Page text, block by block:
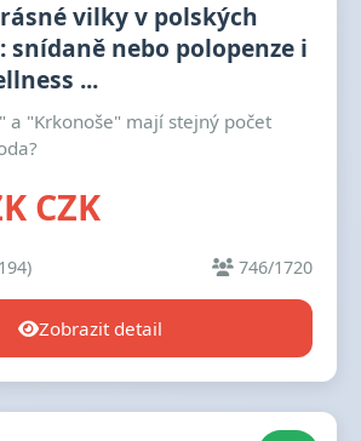
vilky v polských
snídaně nebo polopenze i
...
a "Krkonoše" mají stejný počet
CZK
746/1720
Zobrazit detail